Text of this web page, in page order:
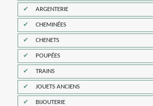
ARGENTERIE
CHEMINÉES
CHENETS
POUPÉES
TRAINS
JOUETS ANCIENS
BIJOUTERIE